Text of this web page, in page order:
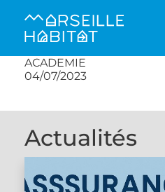
ACADEMIE
04/07/2023
Actualités